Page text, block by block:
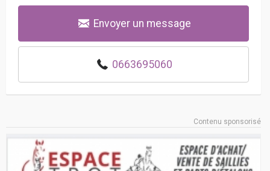
Envoyer un message
0663695060
Contenu sponsorisé